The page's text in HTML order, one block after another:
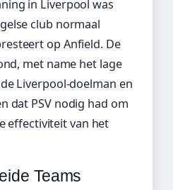
in Liverpool was
club normaal
op Anfield. De
met name het lage
Liverpool-doelman en
dat PSV nodig had om
effectiviteit van het
Teams